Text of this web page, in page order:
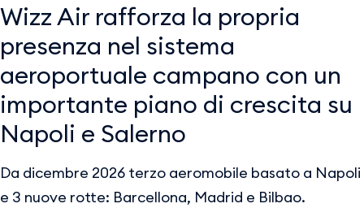
Wizz Air rafforza la propria
presenza nel sistema
aeroportuale campano con un
importante piano di crescita su
Napoli e Salerno
Da dicembre 2026 terzo aeromobile basato a Napoli
e 3 nuove rotte: Barcellona, Madrid e Bilbao.